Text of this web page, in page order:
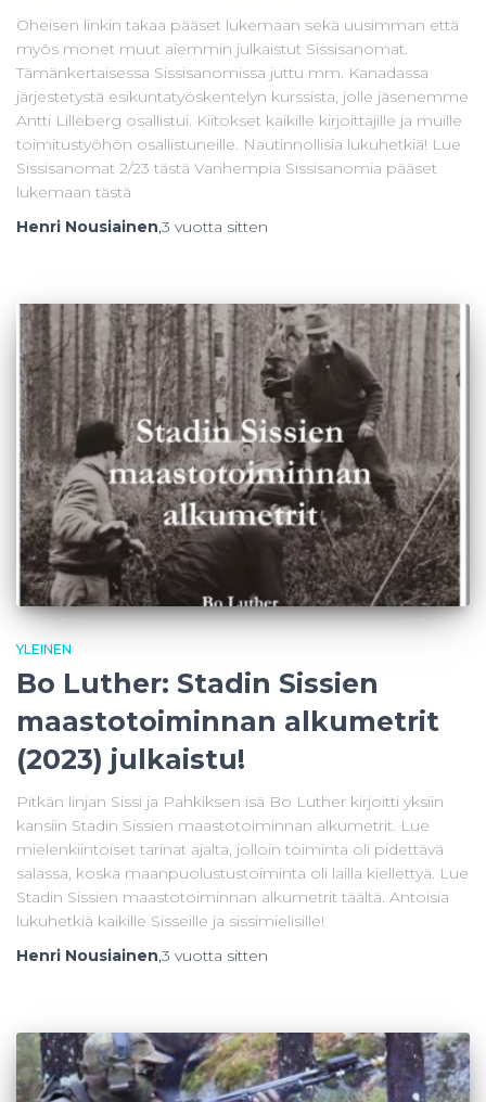
Oheisen linkin takaa pääset lukemaan sekä uusimman että
myös monet muut aiemmin julkaistut Sissisanomat.
Tämänkertaisessa Sissisanomissa juttu mm. Kanadassa
järjestetystä esikuntatyöskentelyn kurssista, jolle jäsenemme
Antti Lilleberg osallistui. Kiitokset kaikille kirjoittajille ja muille
toimitustyöhön osallistuneille. Nautinnollisia lukuhetkiä! Lue
Sissisanomat 2/23 tästä Vanhempia Sissisanomia pääset
lukemaan tästä
Henri Nousiainen,3 vuotta sitten
YLEINEN
Bo Luther: Stadin Sissien
maastotoiminnan alkumetrit
(2023) julkaistu!
Pitkän linjan Sissi ja Pahkiksen isä Bo Luther kirjoitti yksiin
kansiin Stadin Sissien maastotoiminnan alkumetrit. Lue
mielenkiintoiset tarinat ajalta, jolloin toiminta oli pidettävä
salassa, koska maanpuolustustoiminta oli lailla kiellettyä. Lue
Stadin Sissien maastotoiminnan alkumetrit täältä. Antoisia
lukuhetkiä kaikille Sisseille ja sissimielisille!
Henri Nousiainen 3 vuotta sitten